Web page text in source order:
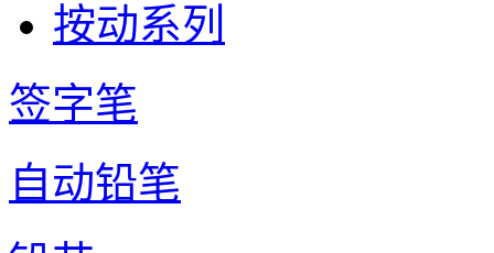
按动系列
签字笔
自动铅笔